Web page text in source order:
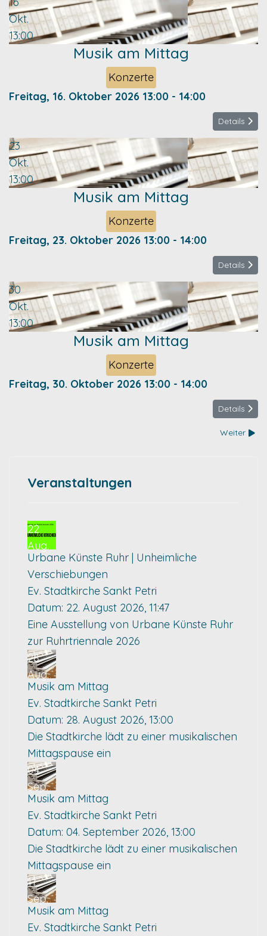
Okt.
13:00
Musik am Mittag
Konzerte
Freitag, 16. Oktober 2026 13:00 - 14:00
Details
23
Okt.
13:00
Musik am Mittag
Konzerte
Freitag, 23. Oktober 2026 13:00 - 14:00
Details
30
Okt.
13:00
Musik am Mittag
Konzerte
Freitag, 30. Oktober 2026 13:00 - 14:00
Details
Weiter
Veranstaltungen
22
Aug.
Urbane Künste Ruhr | Unheimliche
Verschiebungen
Ev. Stadtkirche Sankt Petri
Datum: 22. August 2026, 11:47
Eine Ausstellung von Urbane Künste Ruhr
zur Ruhrtriennale 2026
28
Aug.
Musik am Mittag
Ev. Stadtkirche Sankt Petri
Datum: 28. August 2026, 13:00
Die Stadtkirche lädt zu einer musikalischen
Mittagspause ein
04
Sep.
Musik am Mittag
Ev. Stadtkirche Sankt Petri
Datum: 04. September 2026, 13:00
Die Stadtkirche lädt zu einer musikalischen
Mittagspause ein
11
Sep.
Musik am Mittag
Ev. Stadtkirche Sankt Petri